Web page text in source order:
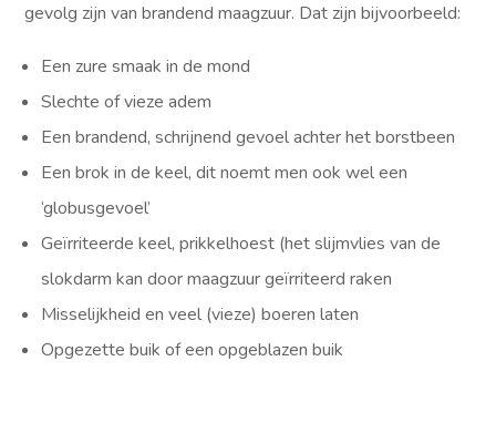
gevolg zijn van brandend maagzuur. Dat zijn bijvoorbeeld:
Een zure smaak in de mond
Slechte of vieze adem
Een brandend, schrijnend gevoel achter het borstbeen
Een brok in de keel, dit noemt men ook wel een
‘globusgevoel’
Geïrriteerde keel, prikkelhoest (het slijmvlies van de
slokdarm kan door maagzuur geïrriteerd raken
Misselijkheid en veel (vieze) boeren laten
Opgezette buik of een opgeblazen buik